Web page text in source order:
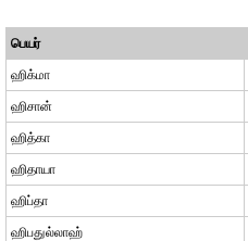
பெயர்
ஹிக்மா
ஹிசான்
ஹித்கா
ஹிதாயா
ஹிப்தா
ஹிபதுல்லாஹ்